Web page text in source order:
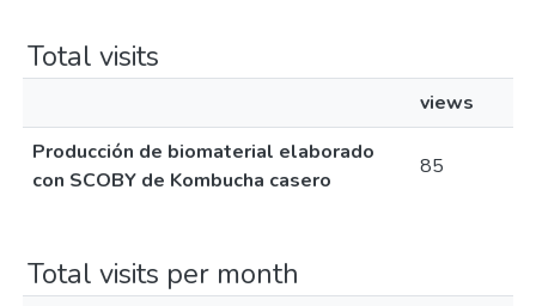
Total visits
views
Producción de biomaterial elaborado
con SCOBY de Kombucha casero
85
Total visits per month